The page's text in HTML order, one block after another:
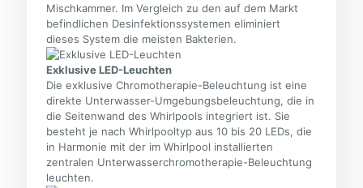
Mischkammer. Im Vergleich zu den auf dem Markt
befindlichen Desinfektionssystemen eliminiert
dieses System die meisten Bakterien.
Exklusive LED-Leuchten
Die exklusive Chromotherapie-Beleuchtung ist eine
direkte Unterwasser-Umgebungsbeleuchtung, die in
die Seitenwand des Whirlpools integriert ist. Sie
besteht je nach Whirlpooltyp aus 10 bis 20 LEDs, die
in Harmonie mit der im Whirlpool installierten
zentralen Unterwasserchromotherapie-Beleuchtung
leuchten.